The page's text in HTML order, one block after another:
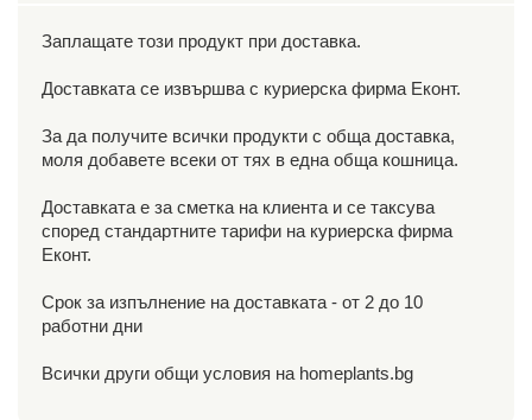
Заплащате този продукт при доставка.
Доставката се извършва с куриерска фирма Еконт.
За да получите всички продукти с обща доставка,
моля добавете всеки от тях в една обща кошница.
Доставката е за сметка на клиента и се таксува
според стандартните тарифи на куриерска фирма
Еконт.
Срок за изпълнение на доставката - от 2 до 10
работни дни
Всички други общи условия на homeplants.bg